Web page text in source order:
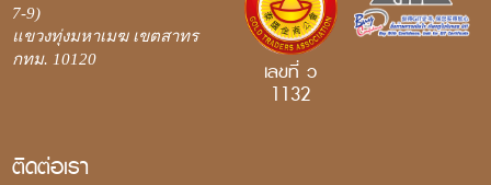
7-9)
แขวงทุ่งมหาเมฆ เขตสาทร
กทม. 10120
เลขที่ ว
1132
ติดต่อเรา